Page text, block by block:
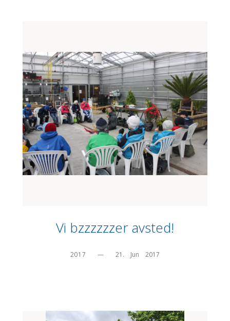
Vi bzzzzzzer avsted!
2017 — 21.    Jun    2017